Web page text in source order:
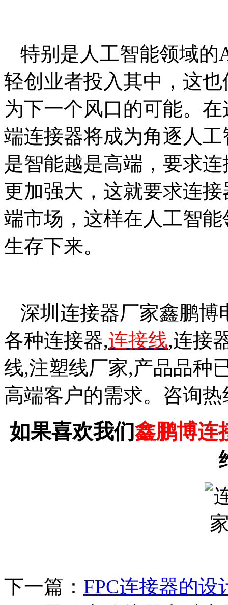
特别是人工智能领域的
轻创业者投入其中，这
为下一个风口的可能。
端连接器将成为角逐人
是智能越是高端，要求
更加强大，这就要求连
端市场，这样在人工智
生存下来。
深圳连接器厂家鑫鹏博
各种连接器,连接线,连接
线,注塑线厂家,产品品种
高端客户的需求。咨询热
如果喜欢我们鑫鹏博连
下一篇： FPC连接器的